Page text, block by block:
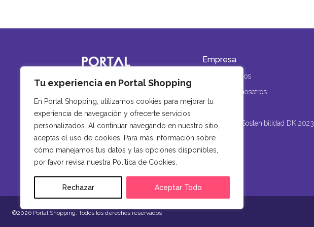
Tu experiencia en Portal Shopping
En Portal Shopping, utilizamos cookies para mejorar tu
experiencia de navegación y ofrecerte servicios
personalizados. Al continuar navegando en nuestro sitio,
aceptas el uso de cookies. Para más información sobre
cómo manejamos tus datos y las opciones disponibles,
por favor revisa nuestra Política de Cookies.
Rechazar Aceptar Todo
Empresa
Quiénes Somos
Trabaja con nosotros
Memoria de Sostenibilidad DK 2023
©2026 Portal Shopping. Todos los derechos reservados